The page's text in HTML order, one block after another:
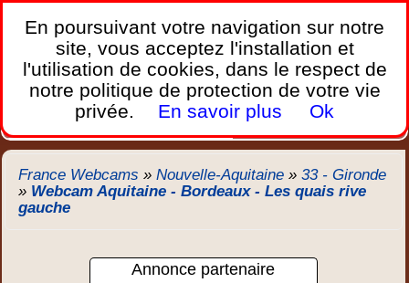
France Webcams,
Les webcams sur mobiles, portables et PC.
Home Bretagne Corse Plages Ports Montagnes
Trafic Chercher New
France Webcams »Nouvelle-Aquitaine »33 - Gironde
» Webcam Aquitaine - Bordeaux - Les quais rive
gauche
Annonce partenaire
En poursuivant votre navigation sur notre
site, vous acceptez l'installation et
l'utilisation de cookies, dans le respect de
notre politique de protection de votre vie
privée.
En savoir plus Ok